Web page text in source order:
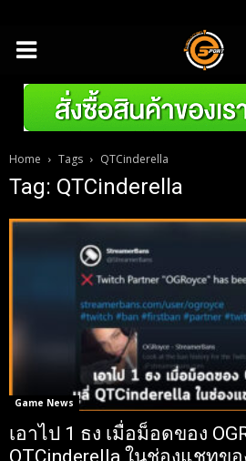
Home Tags QTCinderella
Tag: QTCinderella
Game News
เอาไป 1 ธง เมื่อม็อดของ